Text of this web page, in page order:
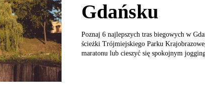
Gdańsku
Poznaj 6 najlepszych tras biegowych w
ścieżki Trójmiejskiego Parku
maratonu lub cieszyć się spokojnym